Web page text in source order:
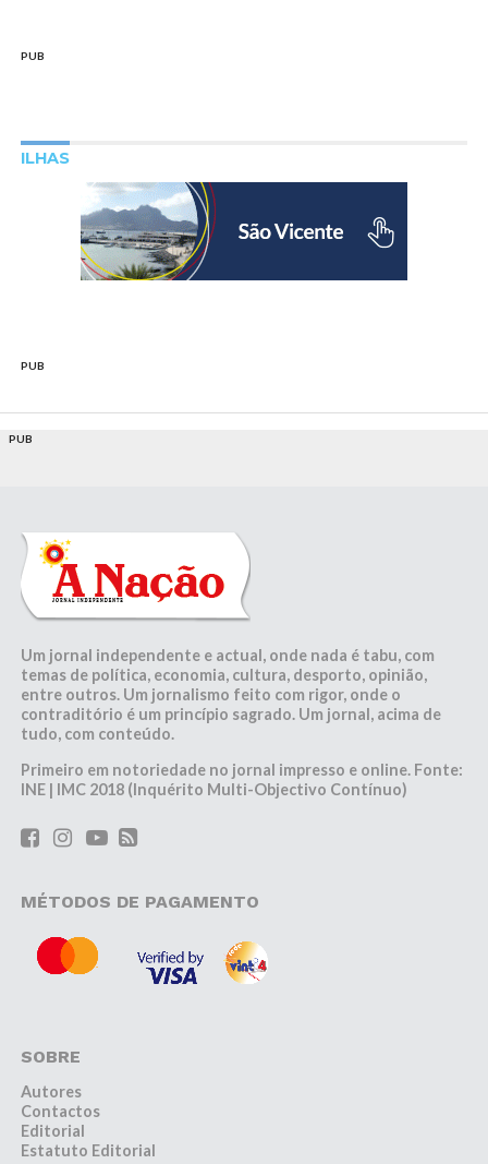
PUB
ILHAS
PUB
PUB
Um jornal independente e actual, onde nada é tabu, com
temas de política, economia, cultura, desporto, opinião,
entre outros. Um jornalismo feito com rigor, onde o
contraditório é um princípio sagrado. Um jornal, acima de
tudo, com conteúdo.
Primeiro em notoriedade no jornal impresso e online. Fonte:
INE | IMC 2018 (Inquérito Multi-Objectivo Contínuo)
MÉTODOS DE PAGAMENTO
SOBRE
Autores
Contactos
Editorial
Estatuto Editorial